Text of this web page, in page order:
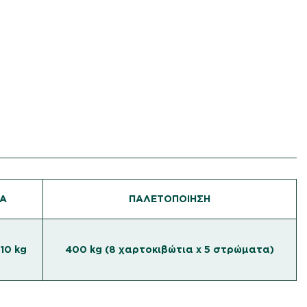
ΠΑΛΕΤΟΠΟΙΗΣΗ
kg 400 kg (8 χαρτοκιβώτια x 5 στρώματα)